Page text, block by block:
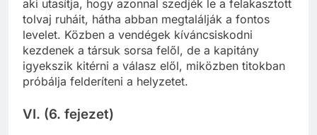
aki utasítja, hogy azonnal szedjék le a felakasztott
tolvaj ruháit, hátha abban megtalálják a fontos
levelet. Közben a vendégek kíváncsiskodni
kezdenek a társuk sorsa felől, de a kapitány
igyekszik kitérni a válasz elől, miközben titokban
próbálja felderíteni a helyzetet.
VI. (6. fejezet)